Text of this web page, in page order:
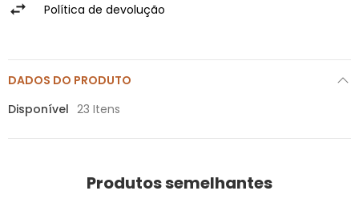
Política de devolução
DADOS DO PRODUTO
Disponível 23 Itens
Produtos semelhantes